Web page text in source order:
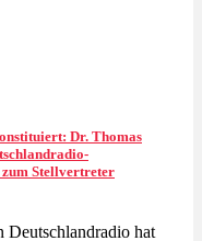
Dr. Thomas
zum Stellvertreter
Deutschlandradio hat